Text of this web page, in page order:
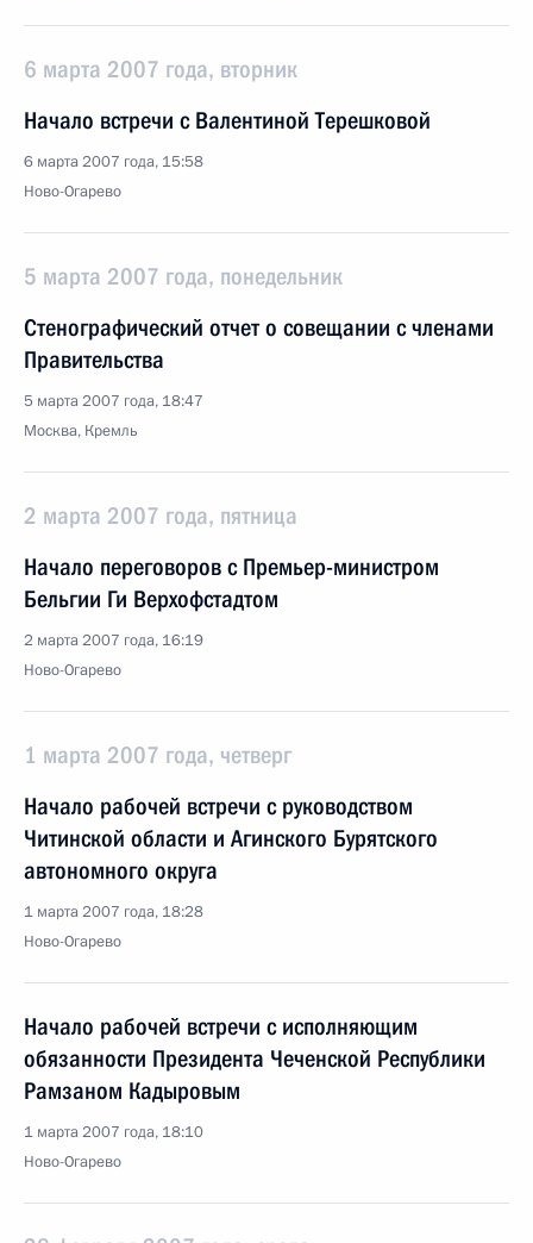
6 марта 2007 года, вторник
Начало встречи с Валентиной Терешковой
6 марта 2007 года, 15:58
Ново-Огарево
5 марта 2007 года, понедельник
Стенографический отчет о совещании с членами
Правительства
5 марта 2007 года, 18:47
Москва, Кремль
2 марта 2007 года, пятница
Начало переговоров с Премьер-министром
Бельгии Ги Верхофстадтом
2 марта 2007 года, 16:19
Ново-Огарево
1 марта 2007 года, четверг
Начало рабочей встречи с руководством
Читинской области и Агинского Бурятского
автономного округа
1 марта 2007 года, 18:28
Ново-Огарево
Начало рабочей встречи с исполняющим
обязанности Президента Чеченской Республики
Рамзаном Кадыровым
1 марта 2007 года, 18:10
Ново-Огарево